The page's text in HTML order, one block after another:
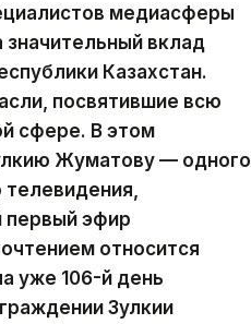
медиасферы
вклад
Казахстан.
посвятившие всю
сфере. В этом
Жуматову — одного
первый эфир
относится
уже 106-й день
Зулкии